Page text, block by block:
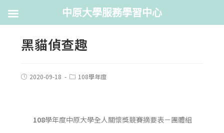
黑貓偵查趣
2020-09-18 108學年度
108學年度中原大學全人關懷獎競賽摘要表－團體組
中原大學服務學習中心